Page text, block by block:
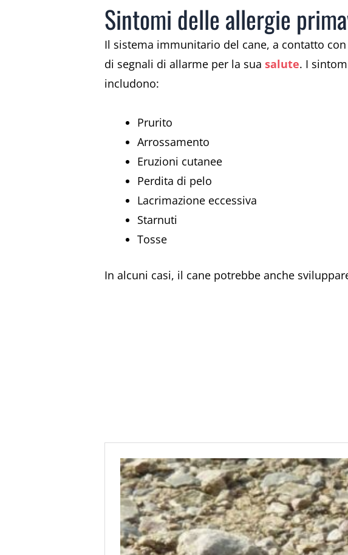
Sintomi delle allergie
Il sistema immunitario del cane, a contatto
di segnali di allarme per la sua salute. I
includono:
Prurito
Arrossamento
Eruzioni cutanee
Perdita di pelo
Lacrimazione eccessiva
Starnuti
Tosse
In alcuni casi, il cane potrebbe anche